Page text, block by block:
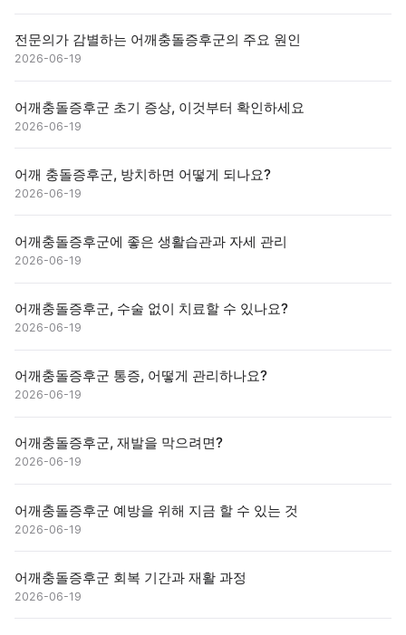
전문의가 감별하는 어깨충돌증후군의 주요 원인
2026-06-19
어깨충돌증후군 초기 증상, 이것부터 확인하세요
2026-06-19
어깨 충돌증후군, 방치하면 어떻게 되나요?
2026-06-19
어깨충돌증후군에 좋은 생활습관과 자세 관리
2026-06-19
어깨충돌증후군, 수술 없이 치료할 수 있나요?
2026-06-19
어깨충돌증후군 통증, 어떻게 관리하나요?
2026-06-19
어깨충돌증후군, 재발을 막으려면?
2026-06-19
어깨충돌증후군 예방을 위해 지금 할 수 있는 것
2026-06-19
어깨충돌증후군 회복 기간과 재활 과정
2026-06-19